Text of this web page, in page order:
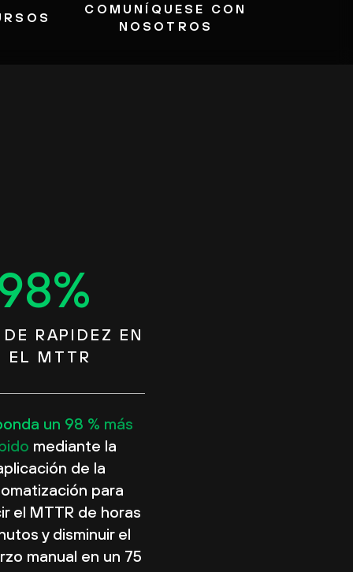
COMUNÍQUESE CON
NOSOTROS
%
RAPIDEZ EN
EL MTTR
un 98 % más
mediante la
de la
para
el MTTR de horas
y disminuir el
manual en un 75